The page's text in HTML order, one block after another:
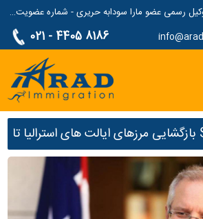
امور ویزا و مهاجرت توسط وکیل رسمی عضو مارا سودابه حریری - شماره عضویت مارا: 1687507
021 - 4405 8186
به نقل از رادیو SBC بازگشایی مرزهای ایالت های استرالیا تا
کریسمس